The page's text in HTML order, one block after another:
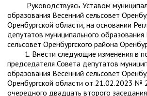
Руководствуясь Уставом
образования Весенний сельсовет
Оренбургской области, на основании
депутатов муниципального образования
сельсовет Оренбургского района
1. Внести следующие изменения в
председателя Совета депутатов
образования Весенний сельсовет
Оренбургской области от 21.02.2023 №
очередного двадцать второго